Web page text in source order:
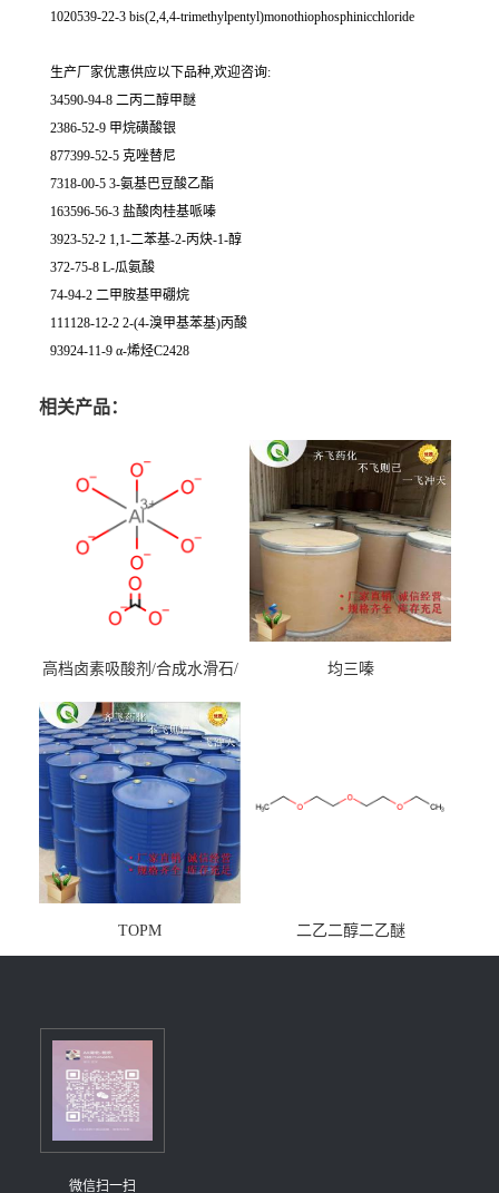
1020539-22-3 bis(2,4,4-trimethylpentyl)monothiophosphinicchloride
生产厂家优惠供应以下品种,欢迎咨询:
34590-94-8 二丙二醇甲醚
2386-52-9 甲烷磺酸银
877399-52-5 克唑替尼
7318-00-5 3-氨基巴豆酸乙酯
163596-56-3 盐酸肉桂基哌嗪
3923-52-2 1,1-二苯基-2-丙炔-1-醇
372-75-8 L-瓜氨酸
74-94-2 二甲胺基甲硼烷
111128-12-2 2-(4-溴甲基苯基)丙酸
93924-11-9 α-烯烃C2428
相关产品：
高档卤素吸酸剂/合成水滑石/
均三嗪
TOPM 二乙二醇二乙醚
微信扫一扫